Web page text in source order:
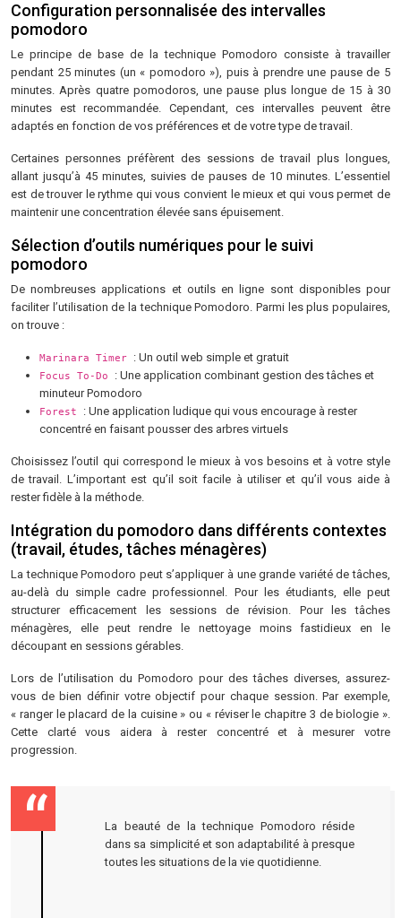
Configuration personnalisée des intervalles
pomodoro
Le principe de base de la technique Pomodoro consiste à travailler
pendant 25 minutes (un « pomodoro »), puis à prendre une pause de 5
minutes. Après quatre pomodoros, une pause plus longue de 15 à 30
minutes est recommandée. Cependant, ces intervalles peuvent être
adaptés en fonction de vos préférences et de votre type de travail.
Certaines personnes préfèrent des sessions de travail plus longues,
allant jusqu’à 45 minutes, suivies de pauses de 10 minutes. L’essentiel
est de trouver le rythme qui vous convient le mieux et qui vous permet de
maintenir une concentration élevée sans épuisement.
Sélection d’outils numériques pour le suivi
pomodoro
De nombreuses applications et outils en ligne sont disponibles pour
faciliter l’utilisation de la technique Pomodoro. Parmi les plus populaires,
on trouve :
Marinara Timer : Un outil web simple et gratuit
Focus To-Do : Une application combinant gestion des tâches et
minuteur Pomodoro
Forest : Une application ludique qui vous encourage à rester
concentré en faisant pousser des arbres virtuels
Choisissez l’outil qui correspond le mieux à vos besoins et à votre style
de travail. L’important est qu’il soit facile à utiliser et qu’il vous aide à
rester fidèle à la méthode.
Intégration du pomodoro dans différents contextes
(travail, études, tâches ménagères)
La technique Pomodoro peut s’appliquer à une grande variété de tâches,
au-delà du simple cadre professionnel. Pour les étudiants, elle peut
structurer efficacement les sessions de révision. Pour les tâches
ménagères, elle peut rendre le nettoyage moins fastidieux en le
découpant en sessions gérables.
Lors de l’utilisation du Pomodoro pour des tâches diverses, assurez-
vous de bien définir votre objectif pour chaque session. Par exemple,
« ranger le placard de la cuisine » ou « réviser le chapitre 3 de biologie ».
Cette clarté vous aidera à rester concentré et à mesurer votre
progression.
La beauté de la technique Pomodoro réside
dans sa simplicité et son adaptabilité à presque
toutes les situations de la vie quotidienne.